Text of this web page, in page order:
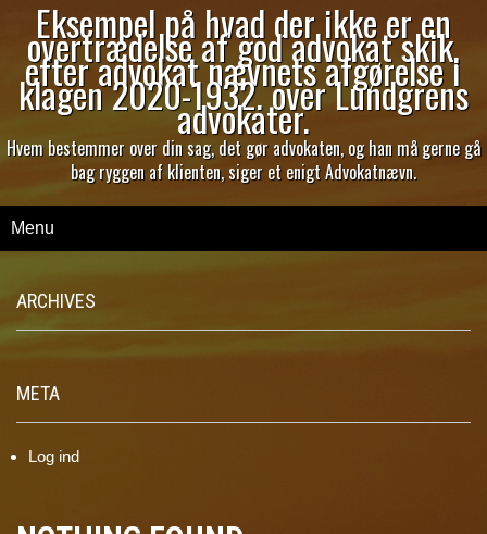
Eksempel på hvad der ikke er en
overtrædelse af god advokat skik,
efter advokat nævnets afgørelse i
klagen 2020-1932. over Lundgrens
advokater.
Hvem bestemmer over din sag, det gør advokaten, og han må gerne gå
bag ryggen af klienten, siger et enigt Advokatnævn.
Menu
ARCHIVES
META
Log ind